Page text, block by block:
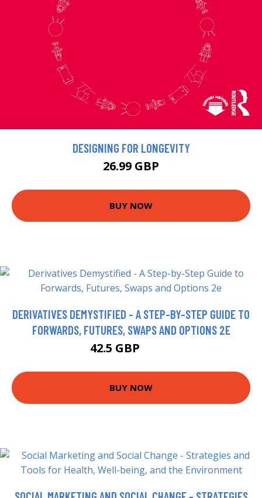
DESIGNING FOR LONGEVITY
26.99 GBP
BUY NOW
DERIVATIVES DEMYSTIFIED - A STEP-BY-STEP GUIDE TO
FORWARDS, FUTURES, SWAPS AND OPTIONS 2E
42.5 GBP
BUY NOW